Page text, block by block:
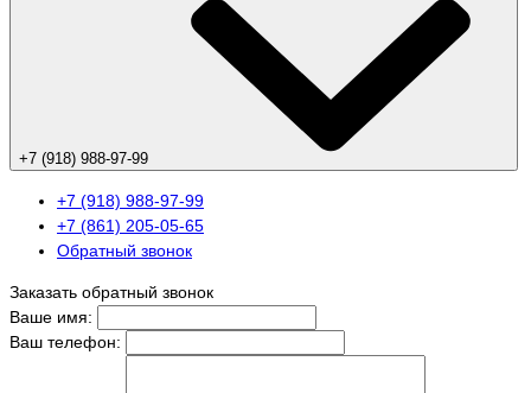
+7 (918) 988-97-99
+7 (918) 988-97-99
+7 (861) 205-05-65
Обратный звонок
Заказать обратный звонок
Ваше имя:
Ваш телефон: